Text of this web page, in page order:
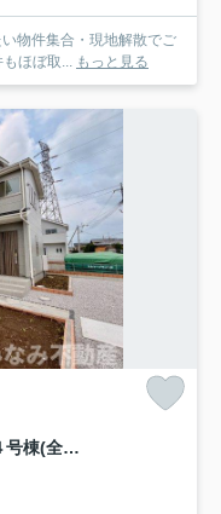
物件集合・現地解散でご
ほぼ取... もっと見る
【新築】前橋市富士見町時沢第12 ４号棟(全５棟) リーブルガーデン 新築建売分譲